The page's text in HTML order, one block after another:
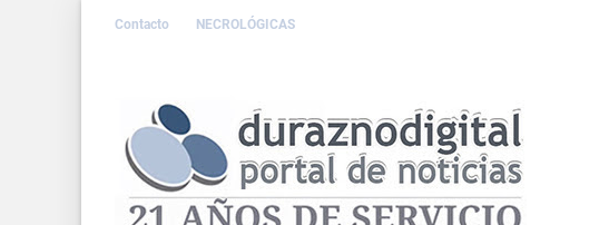
Contacto NECROLÓGICAS